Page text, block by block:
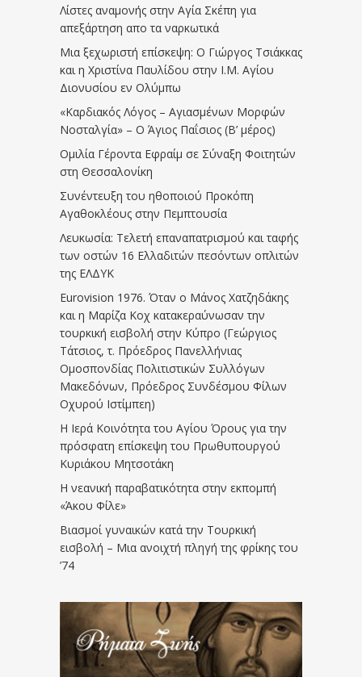
Λίστες αναμονής στην Αγία Σκέπη για
απεξάρτηση απο τα ναρκωτικά
Μια ξεχωριστή επίσκεψη: Ο Γιώργος Τσιάκκας
και η Χριστίνα Παυλίδου στην Ι.Μ. Αγίου
Διονυσίου εν Ολύμπω
«Καρδιακός Λόγος – Αγιασμένων Μορφών
Νοσταλγία» – Ο Άγιος Παΐσιος (Β’ μέρος)
Ομιλία Γέροντα Εφραίμ σε Σύναξη Φοιτητών
στη Θεσσαλονίκη
Συνέντευξη του ηθοποιού Προκόπη
Αγαθοκλέους στην Πεμπτουσία
Λευκωσία: Τελετή επαναπατρισμού και ταφής
των οστών 16 Ελλαδιτών πεσόντων οπλιτών
της ΕΛΔΥΚ
Eurovision 1976. Όταν ο Μάνος Χατζηδάκης
και η Μαρίζα Κοχ κατακεραύνωσαν την
τουρκική εισβολή στην Κύπρο (Γεώργιος
Τάτσιος, τ. Πρόεδρος Πανελλήνιας
Ομοσπονδίας Πολιτιστικών Συλλόγων
Μακεδόνων, Πρόεδρος Συνδέσμου Φίλων
Οχυρού Ιστίμπεη)
Η Ιερά Κοινότητα του Αγίου Όρους για την
πρόσφατη επίσκεψη του Πρωθυπουργού
Κυριάκου Μητσοτάκη
Η νεανική παραβατικότητα στην εκπομπή
«Άκου Φίλε»
Βιασμοί γυναικών κατά την Τουρκική
εισβολή – Μια ανοιχτή πληγή της φρίκης του
’74